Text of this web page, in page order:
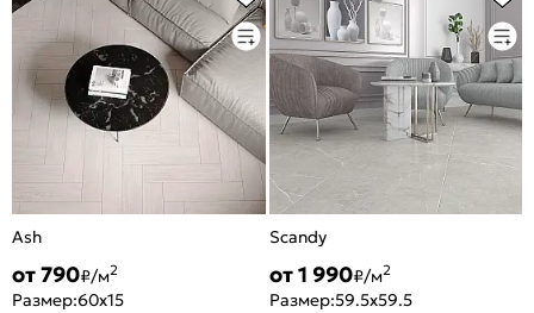
Ash
от 790₽/м2
Размер:60x15
Scandy
от 1 990₽/м2
Размер:59.5x59.5